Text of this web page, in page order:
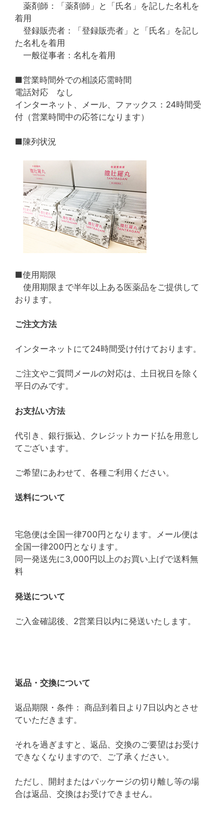
薬剤師：「薬剤師」と「氏名」を記した名札を
着用
登録販売者：「登録販売者」と「氏名」を記し
た名札を着用
一般従事者：名札を着用
■営業時間外での相談応需時間
電話対応 なし
インターネット、メール、ファックス：24時間受
付（営業時間中の応答になります）
■陳列状況
■使用期限
使用期限まで半年以上ある医薬品をご提供して
おります。
ご注文方法
インターネットにて24時間受け付けております。
ご注文やご質問メールの対応は、土日祝日を除く
平日のみです。
お支払い方法
代引き、銀行振込、クレジットカード払を用意し
てございます。
ご希望にあわせて、各種ご利用ください。
送料について
宅急便は全国一律700円となります。メール便は
全国一律200円となります。
同一発送先に3,000円以上のお買い上げで送料無
料
発送について
ご入金確認後、2営業日以内に発送いたします。
返品・交換について
返品期限・条件： 商品到着日より7日以内とさせ
ていただきます。
それを過ぎますと、返品、交換のご要望はお受け
できなくなりますので、ご了承ください。
ただし、開封またはパッケージの切り離し等の場
合は返品、交換はお受けできません。